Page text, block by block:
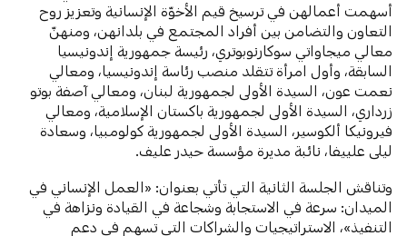
أسهمت أعمالهن في ترسيخ قيم الأخوّة الإنسانية وتعزيز روح
التعاون والتضامن بين أفراد المجتمع في بلدانهن، ومنهنّ
معالي ميجاواتي سوكارنوبوتري، رئيسة جمهورية إندونيسيا
السابقة، وأول امرأة تتقلد منصب رئاسة إندونيسيا، ومعالي
نعمت عون، السيدة الأولى لجمهورية لبنان، ومعالي آصفة بوتو
زرداري، السيدة الأولى لجمهورية باكستان الإسلامية، ومعالي
فيرونيكا ألكوسير، السيدة الأولى لجمهورية كولومبيا، وسعادة
ليلى علييفا، نائبة مديرة مؤسسة حيدر عليف.
وتناقش الجلسة الثانية التي تأتي بعنوان: «العمل الإنساني في
الميدان: سرعة في الاستجابة وشجاعة في القيادة ونزاهة في
التنفيذ»، الاستراتيجيات والشراكات التي تسهم في دعم